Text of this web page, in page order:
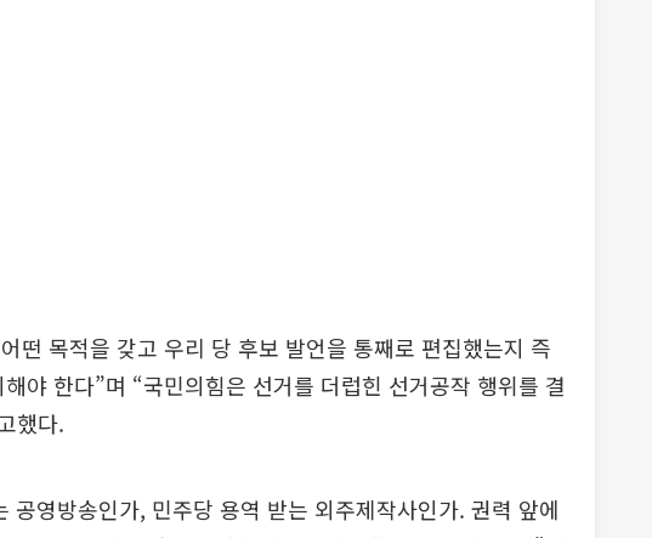
떤 목적을 갖고 우리 당 후보 발언을 통째로 편집했는지 즉
야 한다”며 “국민의힘은 선거를 더럽힌 선거공작 행위를 결
했다.
공영방송인가, 민주당 용역 받는 외주제작사인가. 권력 앞에